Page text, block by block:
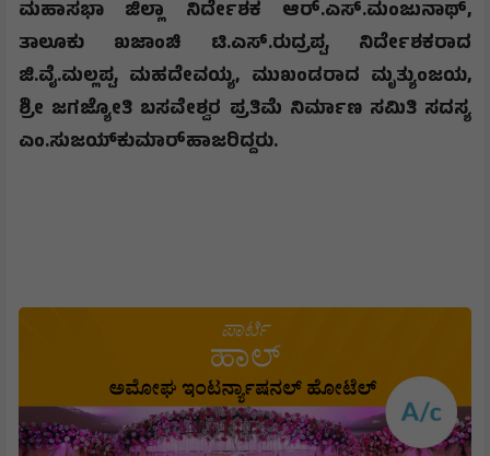
ಮಹಾಸಭಾ ಜಿಲ್ಲಾ ನಿರ್ದೇಶಕ ಆರ್‌.ಎಸ್‌.ಮಂಜುನಾಥ್,
ತಾಲೂಕು ಖಜಾಂಚಿ ಟಿ.ಎಸ್‌.ರುದ್ರಪ್ಪ, ನಿರ್ದೇಶಕರಾದ
ಜಿ.ವೈ.ಮಲ್ಲಪ್ಪ, ಮಹದೇವಯ್ಯ, ಮುಖಂಡರಾದ ಮೃತ್ಯುಂಜಯ,
ಶ್ರೀ ಜಗಜ್ಯೋತಿ ಬಸವೇಶ್ವರ ಪ್ರತಿಮೆ ನಿರ್ಮಾಣ ಸಮಿತಿ ಸದಸ್ಯ
ಎಂ.ಸುಜಯ್‌ಕುಮಾರ್‌ಹಾಜರಿದ್ದರು.